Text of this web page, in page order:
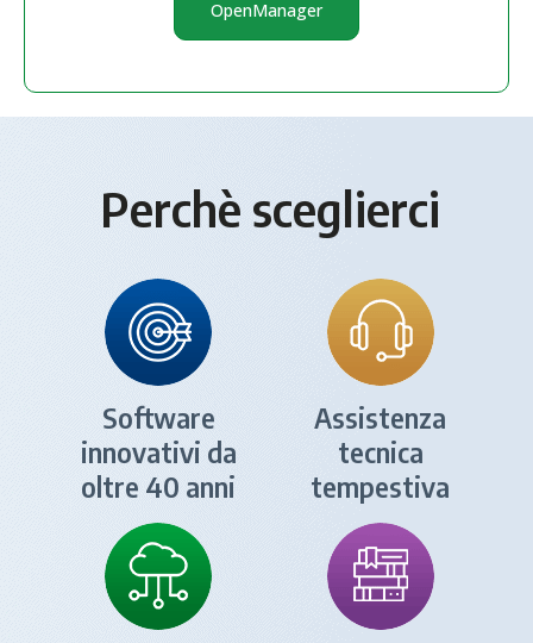
OpenManager
Perchè sceglierci
Software
innovativi da
oltre 40 anni
Assistenza
tecnica
tempestiva